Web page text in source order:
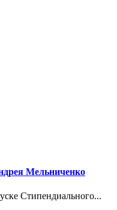
Мельниченко
Стипендиального...